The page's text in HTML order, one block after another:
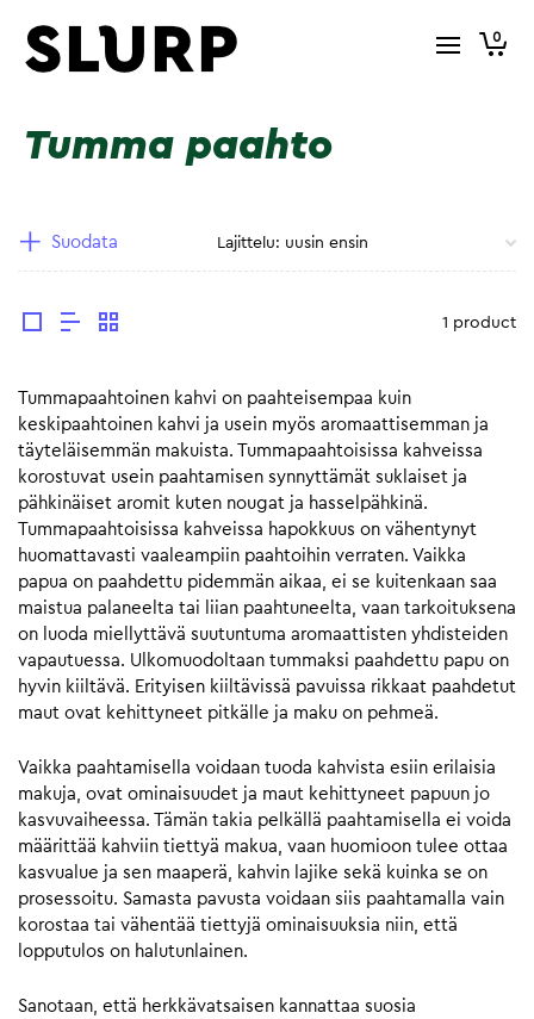
0
Tumma paahto
Suodata
1 product
Tummapaahtoinen kahvi on paahteisempaa kuin
keskipaahtoinen kahvi ja usein myös aromaattisemman ja
täyteläisemmän makuista. Tummapaahtoisissa kahveissa
korostuvat usein paahtamisen synnyttämät suklaiset ja
pähkinäiset aromit kuten nougat ja hasselpähkinä.
Tummapaahtoisissa kahveissa hapokkuus on vähentynyt
huomattavasti vaaleampiin paahtoihin verraten. Vaikka
papua on paahdettu pidemmän aikaa, ei se kuitenkaan saa
maistua palaneelta tai liian paahtuneelta, vaan tarkoituksena
on luoda miellyttävä suutuntuma aromaattisten yhdisteiden
vapautuessa. Ulkomuodoltaan tummaksi paahdettu papu on
hyvin kiiltävä. Erityisen kiiltävissä pavuissa rikkaat paahdetut
maut ovat kehittyneet pitkälle ja maku on pehmeä.
Vaikka paahtamisella voidaan tuoda kahvista esiin erilaisia
makuja, ovat ominaisuudet ja maut kehittyneet papuun jo
kasvuvaiheessa. Tämän takia pelkällä paahtamisella ei voida
määrittää kahviin tiettyä makua, vaan huomioon tulee ottaa
kasvualue ja sen maaperä, kahvin lajike sekä kuinka se on
prosessoitu. Samasta pavusta voidaan siis paahtamalla vain
korostaa tai vähentää tiettyjä ominaisuuksia niin, että
lopputulos on halutunlainen.
Sanotaan, että herkkävatsaisen kannattaa suosia